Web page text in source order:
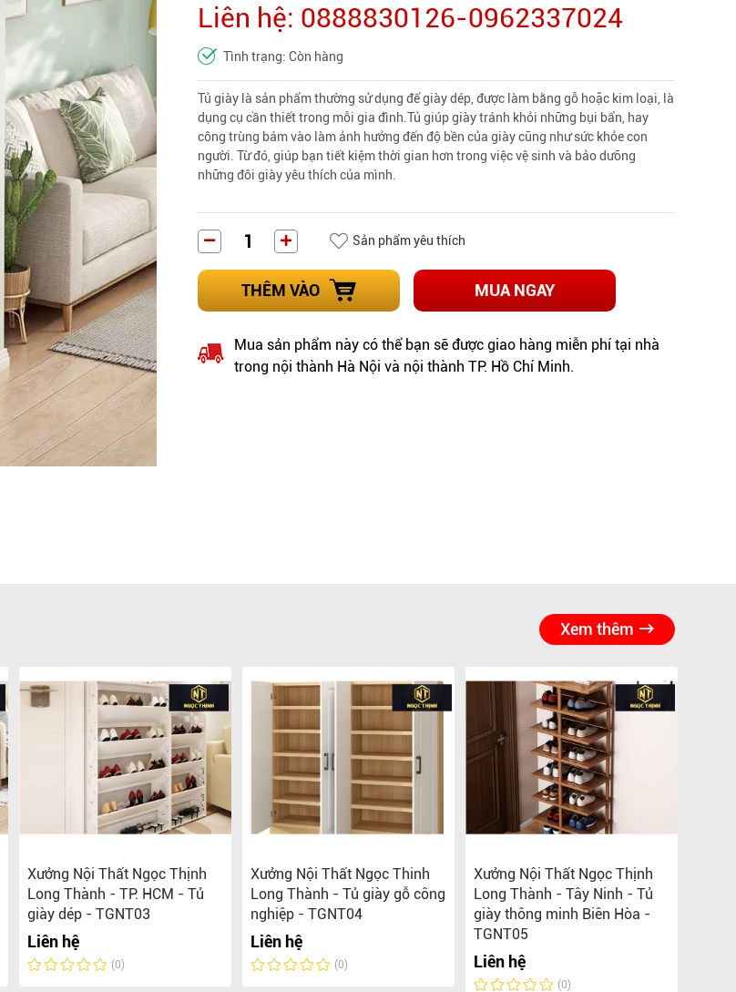
Liên hệ: 0888830126-0962337024
Tình trạng: Còn hàng
Tủ giày là sản phẩm thường sử dụng để giày dép, được làm bằng gỗ hoặc kim loại, là
dụng cụ cần thiết trong mỗi gia đình.Tủ giúp giày tránh khỏi những bụi bẩn, hay
công trùng bám vào làm ảnh hưởng đến độ bền của giày cũng như sức khỏe con
người. Từ đó, giúp bạn tiết kiệm thời gian hơn trong việc vệ sinh và bảo dưỡng
những đôi giày yêu thích của mình.
Sản phẩm yêu thích
THÊM VÀO MUA NGAY
Mua sản phẩm này có thể bạn sẽ được giao hàng miễn phí tại nhà
trong nội thành Hà Nội và nội thành TP. Hồ Chí Minh.
Xem thêm
Xưởng Nội Thất Ngọc Thịnh
Long Thành - TP. HCM - Tủ
giày dép - TGNT03
Liên hệ
(0)
Xưởng Nội Thất Ngọc Thinh
Long Thành - Tủ giày gỗ công
nghiệp - TGNT04
Liên hệ
(0)
Xưởng Nội Thất Ngọc Thịnh
Long Thành - Tây Ninh - Tủ
giày thông minh Biên Hòa -
TGNT05
Liên hệ
(0)